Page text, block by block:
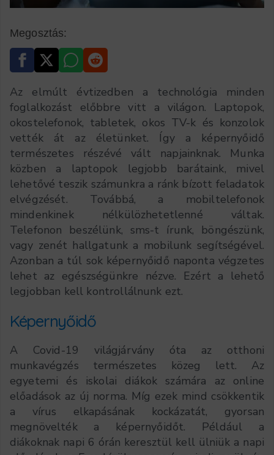
Megosztás:
Az elmúlt évtizedben a technológia minden
foglalkozást előbbre vitt a világon. Laptopok,
okostelefonok, tabletek, okos TV-k és konzolok
vették át az életünket. Így a képernyőidő
természetes részévé vált napjainknak. Munka
közben a laptopok legjobb barátaink, mivel
lehetővé teszik számunkra a ránk bízott feladatok
elvégzését. Továbbá, a mobiltelefonok
mindenkinek nélkülözhetetlenné váltak.
Telefonon beszélünk, sms-t írunk, böngészünk,
vagy zenét hallgatunk a mobilunk segítségével.
Azonban a túl sok képernyőidő naponta végzetes
lehet az egészségünkre nézve. Ezért a lehető
legjobban kell kontrollálnunk ezt.
Képernyőidő
A Covid-19 világjárvány óta az otthoni
munkavégzés természetes közeg lett. Az
egyetemi és iskolai diákok számára az online
előadások az új norma. Míg ezek mind csökkentik
a vírus elkapásának kockázatát, gyorsan
megnövelték a képernyőidőt. Például a
diákoknak napi 6 órán keresztül kell ülniük a napi